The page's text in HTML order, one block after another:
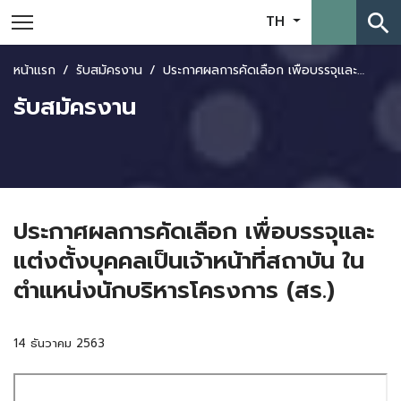
TH search
หน้าแรก รับสมัครงาน ประกาศผลการคัดเลือก เพื่อบรรจุและแต่งตั้งบุคคลเป็นเจ้าหน้าที่สถาบัน ในตำแหน่งนักบริหารโครงการ (สร.)
รับสมัครงาน
ประกาศผลการคัดเลือก เพื่อบรรจุและ
แต่งตั้งบุคคลเป็นเจ้าหน้าที่สถาบัน ใน
ตำแหน่งนักบริหารโครงการ (สร.)
14 ธันวาคม 2563